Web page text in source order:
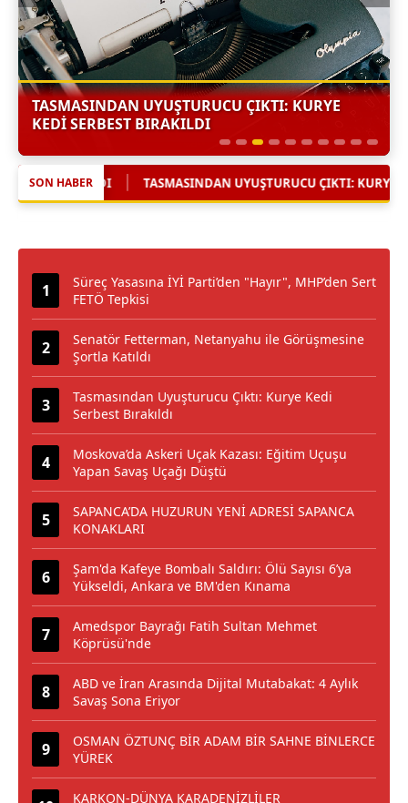
TASMASINDAN UYUŞTURUCU ÇIKTI: KURYE
KEDI SERBEST BIRAKILDI
SON HABER
TASMASINDAN UYUŞTURUCU ÇIKTI: KURYE KEDI SERBEST
Süreç Yasasına İYİ Parti’den "Hayır", MHP’den Sert
FETÖ Tepkisi
Senatör Fetterman, Netanyahu ile Görüşmesine
Şortla Katıldı
Tasmasından Uyuşturucu Çıktı: Kurye Kedi
Serbest Bırakıldı
Moskova’da Askeri Uçak Kazası: Eğitim Uçuşu
Yapan Savaş Uçağı Düştü
SAPANCA’DA HUZURUN YENİ ADRESİ SAPANCA
KONAKLARI
Şam'da Kafeye Bombalı Saldırı: Ölü Sayısı 6’ya
Yükseldi, Ankara ve BM'den Kınama
Amedspor Bayrağı Fatih Sultan Mehmet
Köprüsü'nde
ABD ve İran Arasında Dijital Mutabakat: 4 Aylık
Savaş Sona Eriyor
OSMAN ÖZTUNÇ BİR ADAM BİR SAHNE BİNLERCE
YÜREK
KARKON-DÜNYA KARADENİZLİLER